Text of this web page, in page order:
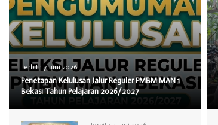
Terbit : 7 Juni 2026
Penetapan Kelulusan Jalur Reguler PMBM MAN 1
Bekasi Tahun Pelajaran 2026/2027